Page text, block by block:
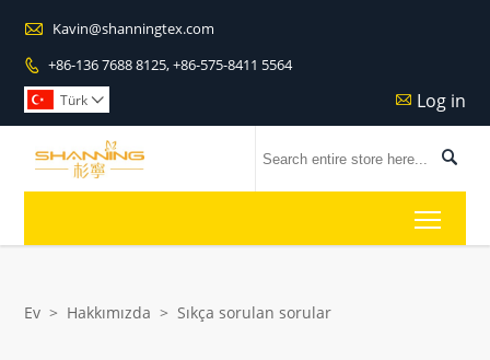
 Kavin@shanningtex.com
 +86-136 7688 8125, +86-575-8411 5564
 Log in
Türk 

Ev > Hakkımızda > Sıkça sorulan sorular